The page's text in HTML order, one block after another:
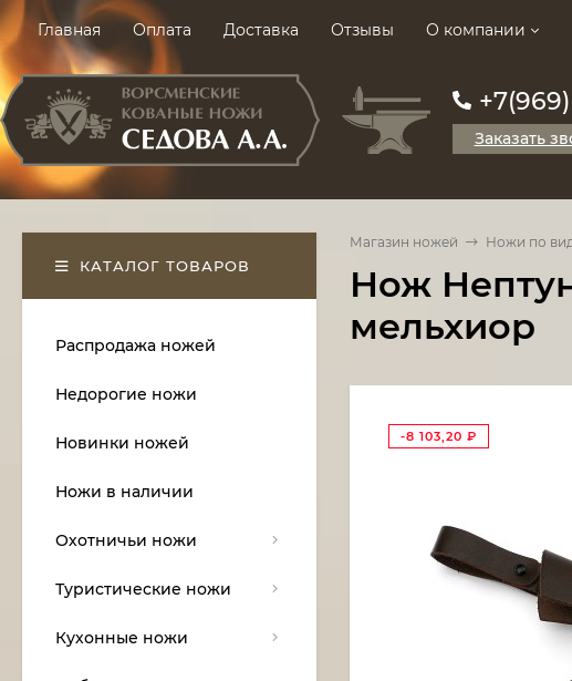
Главная Оплата Доставка Отзывы О компании
Заказать
Магазин ножей Ножи по
Нож
мельхиор
-8 103,20 ₽
КАТАЛОГ ТОВАРОВ
Распродажа ножей
Недорогие ножи
Новинки ножей
Ножи в наличии
Охотничьи ножи
Туристические ножи
Кухонные ножи